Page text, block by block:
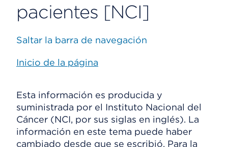
pacientes [NCI]
Saltar la barra de navegación
Inicio de la página
Esta información es producida y
suministrada por el Instituto Nacional del
Cáncer (NCI, por sus siglas en inglés). La
información en este tema puede haber
cambiado desde que se escribió. Para la